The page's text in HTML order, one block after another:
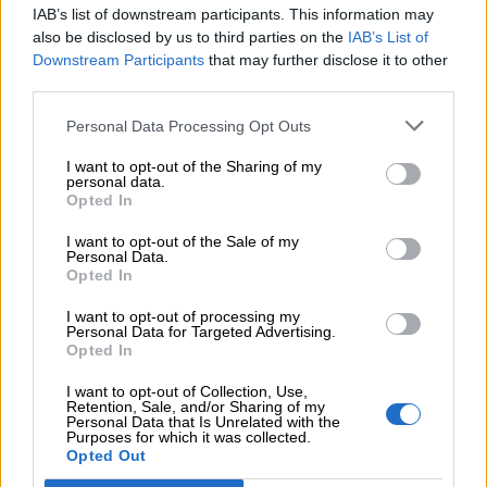
IAB’s list of downstream participants. This information may
also be disclosed by us to third parties on the IAB’s List of
Downstream Participants that may further disclose it to other
Personal Data Processing Opt Outs
I want to opt-out of the Sharing of my
personal data.
Opted In
I want to opt-out of the Sale of my
Personal Data.
Opted In
I want to opt-out of processing my
Personal Data for Targeted Advertising.
Opted In
I want to opt-out of Collection, Use,
Retention, Sale, and/or Sharing of my
Personal Data that Is Unrelated with the
Purposes for which it was collected.
Opted Out
Πιστεύετε ότι τα ασφαλιστικά σωματεία ΠΣΑΣ-
ΕΣΑΠΕ (ΠΣΣΑΣ)-ΣΕΜΑ-ΠΟΑΔ, διεκδικούν με
αποτελεσματικότητα καλές συμβάσεις με τις